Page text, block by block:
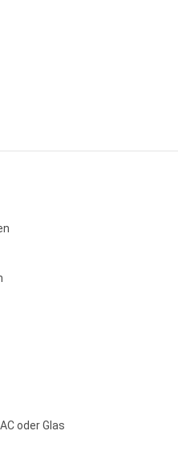
oder Glas